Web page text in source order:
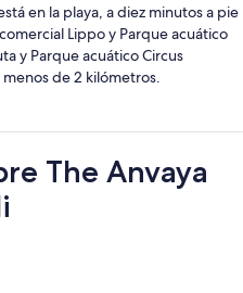
en la playa, a diez minutos a pie
Lippo y Parque acuático
y Parque acuático Circus
de 2 kilómetros.
The Anvaya